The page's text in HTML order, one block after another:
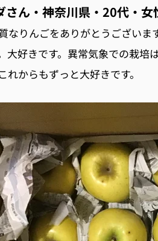
さん・神奈川県・20代・女
なりんごをありがとうござい
大好きです。異常気象での栽培
れからもずっと大好きです。